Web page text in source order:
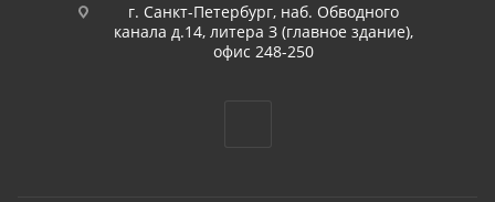
г. Санкт-Петербург, наб. Обводного
канала д.14, литера З (главное здание),
офис 248-250